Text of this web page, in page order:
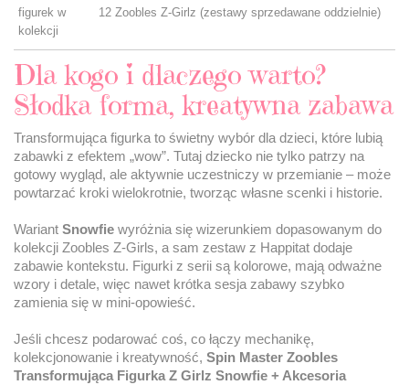
figurek w
kolekcji
12 Zoobles Z-Girlz (zestawy sprzedawane oddzielnie)
Dla kogo i dlaczego warto?
Słodka forma, kreatywna zabawa
Transformująca figurka to świetny wybór dla dzieci, które lubią
zabawki z efektem „wow”. Tutaj dziecko nie tylko patrzy na
gotowy wygląd, ale aktywnie uczestniczy w przemianie – może
powtarzać kroki wielokrotnie, tworząc własne scenki i historie.
Wariant Snowfie wyróżnia się wizerunkiem dopasowanym do
kolekcji Zoobles Z-Girls, a sam zestaw z Happitat dodaje
zabawie kontekstu. Figurki z serii są kolorowe, mają odważne
wzory i detale, więc nawet krótka sesja zabawy szybko
zamienia się w mini-opowieść.
Jeśli chcesz podarować coś, co łączy mechanikę,
kolekcjonowanie i kreatywność, Spin Master Zoobles
Transformująca Figurka Z Girlz Snowfie + Akcesoria